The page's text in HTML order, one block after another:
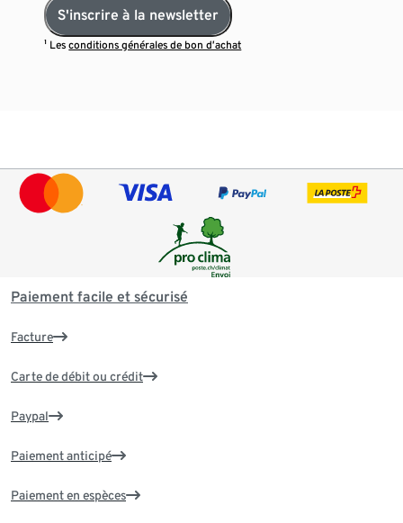
S'inscrire à la newsletter
¹ Lesconditions générales de bon d’achat
Paiement facile et sécurisé
Facture
Carte de débit ou crédit
Paypal
Paiement anticipé
Paiement en espèces